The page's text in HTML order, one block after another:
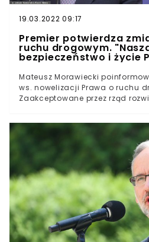
19.03.2022 09:17
Premier potwierdza
ruchu drogowym.
bezpieczeństwo i życie
Mateusz Morawiecki
ws. nowelizacji Prawa o ruchu
Zaakceptowane przez rząd
drogowymi – przekazał
drogowym ma posłużyć za
nieprzestrzeganiem przepisów
mówi m.in. o podniesieniu
piratów drogowych. – Statystki
podkreślił Mateusz Morawiecki.
drogach ginie zbyt dużo osób.